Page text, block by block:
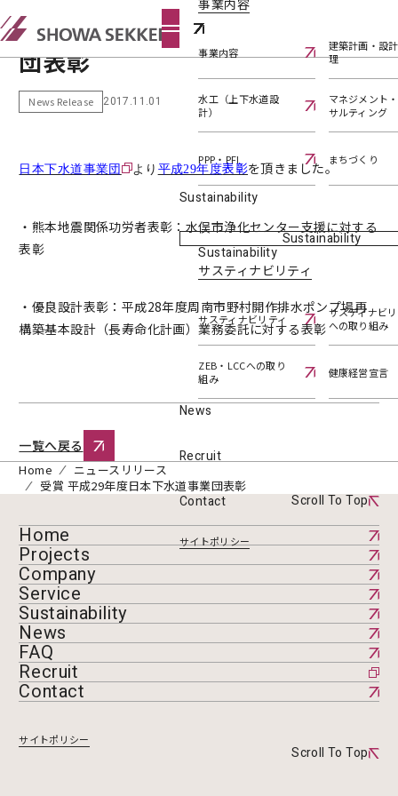
事業内容
事業内容
建築計画・設
理
水工（上下水道設
計）
マネジメント
サルティング
PPP・PFI まちづくり
Sustainability
Sustainability
Sustainability
サスティナビリティ
サスティナビリティ
サスティナビ
への取り組み
ZEB・LCCへの取り
組み
健康経営宣言
News
Recruit
Contact
サイトポリシー
受賞 平成29年度日本下水道事業
団表彰
News Release 2017.11.01
日本下水道事業団 より 平成29年度表彰を頂きました。
・熊本地震関係功労者表彰：水俣市浄化センター支援に対する
表彰
・優良設計表彰：平成28年度周南市野村開作排水ポンプ場再
構築基本設計（長寿命化計画）業務委託に対する表彰
一覧へ戻る
Home
ニュースリリース
受賞 平成29年度日本下水道事業団表彰
Scroll To Top
Home
Projects
Company
Service
Sustainability
News
FAQ
Recruit
Contact
サイトポリシー
Scroll To Top